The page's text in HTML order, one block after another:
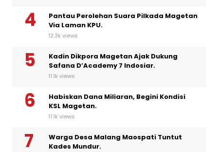
Pantau Perolehan Suara Pilkada Magetan
Via Laman KPU.
12.3k views
Kadin Dikpora Magetan Ajak Dukung
Safana D’Academy 7 Indosiar.
11.1k views
Habiskan Dana Miliaran, Begini Kondisi
KSL Magetan.
11.1k views
Warga Desa Malang Maospati Tuntut
Kades Mundur.